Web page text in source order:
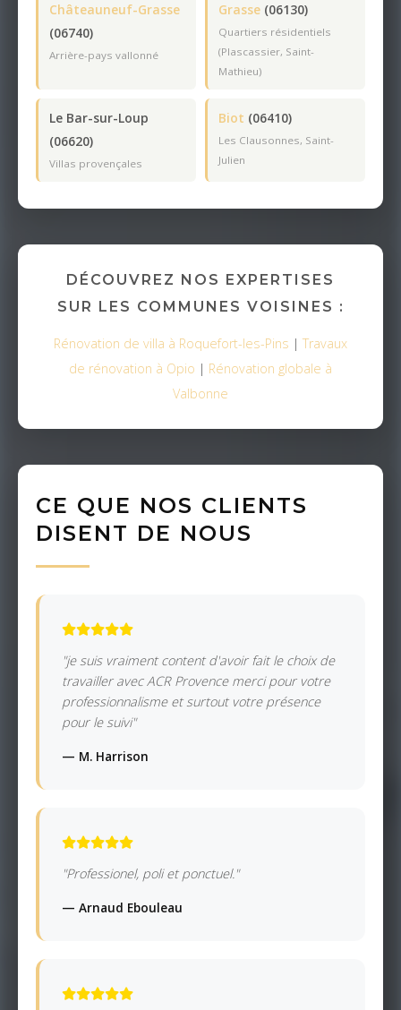
Châteauneuf-Grasse
(06740)
Arrière-pays vallonné
Grasse (06130)
Quartiers résidentiels
(Plascassier, Saint-
Mathieu)
Le Bar-sur-Loup
(06620)
Villas provençales
Biot (06410)
Les Clausonnes, Saint-
Julien
DÉCOUVREZ NOS EXPERTISES
SUR LES COMMUNES VOISINES :
Rénovation de villa à Roquefort-les-Pins | Travaux
de rénovation à Opio | Rénovation globale à
Valbonne
CE QUE NOS CLIENTS
DISENT DE NOUS
"je suis vraiment content d'avoir fait le choix de
travailler avec ACR Provence merci pour votre
professionnalisme et surtout votre présence
pour le suivi"
— M. Harrison
"Professionel, poli et ponctuel."
— Arnaud Ebouleau